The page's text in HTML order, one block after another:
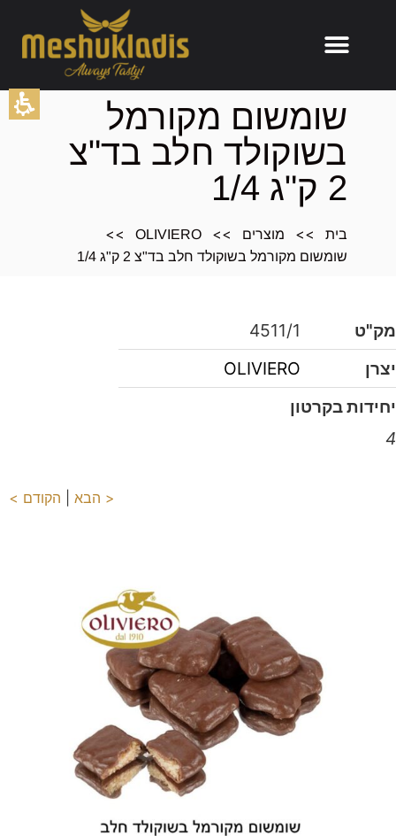
באפשרותך
שומשום מקורמל
בשוקולד חלב בד"צ
2 ק"ג 1/4
בית >> מוצרים >>
OLIVIERO
>>
שומשום מקורמל בשוקולד חלב בד"צ 2 ק"ג 1/4
מק"ט
4511/1
יצרן
OLIVIERO
יחידות בקרטון
4
< הבא הקודם >